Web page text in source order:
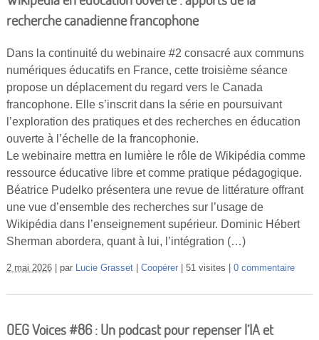
recherche canadienne francophone
Dans la continuité du webinaire #2 consacré aux communs
numériques éducatifs en France, cette troisième séance
propose un déplacement du regard vers le Canada
francophone. Elle s’inscrit dans la série en poursuivant
l’exploration des pratiques et des recherches en éducation
ouverte à l’échelle de la francophonie.
Le webinaire mettra en lumière le rôle de Wikipédia comme
ressource éducative libre et comme pratique pédagogique.
Béatrice Pudelko présentera une revue de littérature offrant
une vue d’ensemble des recherches sur l’usage de
Wikipédia dans l’enseignement supérieur. Dominic Hébert
Sherman abordera, quant à lui, l’intégration (…)
2 mai 2026 par Lucie Grasset Coopérer 51 visites 0 commentaire
OEG Voices #86 : Un podcast pour repenser l’IA et